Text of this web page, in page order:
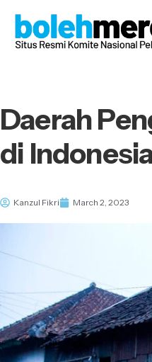
Daerah
di
Kanzul Fikri March 2, 2023